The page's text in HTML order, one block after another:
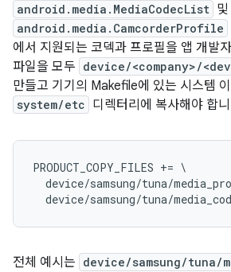
android.media.MediaCodecList 및
android.media.CamcorderProfile
에서 지원되는 코덱과 프로필을 앱 개발
파일을 모두 device/<company>/
만들고 기기의 Makefile에 있는 시스템
system/etc 디렉터리에 복사해야 합
PRODUCT_COPY_FILES += \
device/samsung/tuna/
전체 예시는 device/samsung/tuna/